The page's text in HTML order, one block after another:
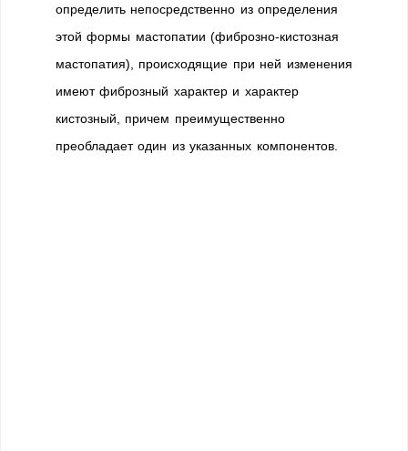
определить непосредственно из определения
этой формы мастопатии (фиброзно-кистозная
мастопатия), происходящие при ней изменения
имеют фиброзный характер и характер
кистозный, причем преимущественно
преобладает один из указанных компонентов.